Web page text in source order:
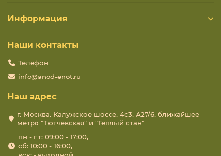
Информация
Наши контакты
Телефон
info@anod-enot.ru
Наш адрес
г. Москва, Калужское шоссе, 4с3, А27/6, ближайшее
метро "Тютчевская" и "Теплый стан"
пн - пт: 09:00 - 17:00,
сб: 10:00 - 16:00,